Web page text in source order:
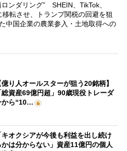
ンダリング” SHEIN、TikTok、
転させ、トランプ関税の回避を狙
中国企業の農業参入・土地取得への
億り人オールスターが狙う20銘柄】
総資産69億円超」90歳現役トレーダ
から“10…
キオクシアが今後も利益を出し続け
かは分からない」資産11億円の個人